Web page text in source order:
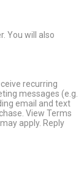
You will also
recurring
messages (e.g.
email and text
View Terms
apply. Reply